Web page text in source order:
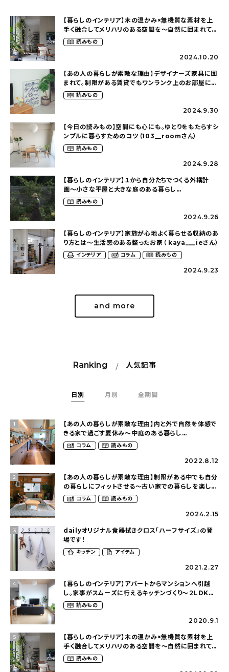
【暮らしのインテリア】木の温かみ×無機質な素材を上
手く融合してメリハリのある空間を〜自然に囲まれて暮
らす（ki_no_ieさん）
読みもの
2024.10.20
【あの人の暮らしが素敵な理由】デザイナーズ家具に囲
まれて。制限がある賃貸でもワンランク上のお部屋に〜
狭くても好きな暮らしのこと（_____chika708さん）
読みもの
2024.9.30
【今日の読みもの】空間にも心にも。ゆとりをもたらすシ
ンプルに暮らすためのコツ（103__roomさん）
読みもの
2024.9.28
【暮らしのインテリア】１から自分たちでつくる外構計
画〜小さな平屋と大きな庭のある暮らし
（tsumikiniwaさん）
読みもの
2024.9.26
【暮らしのインテリア】家族が心地よく暮らせる収納のあ
り方とは〜生活感のある整ったお家（ kaya___ieさん）
インテリア コラム 読みもの
2024.9.23
and more
Ranking 人気記事
日別 月別 全期間
1
【あの人の暮らしが素敵な理由】内と外で自然を体感で
きる家で過ごす夏休み〜中庭のある暮らし
（yume_2700さん）
コラム 読みもの
2022.8.12
2
【あの人の暮らしが素敵な理由】制限がある中でも自分
の暮らしにフィットさせる〜古い家での暮らしを楽しむ
（idasanchiさん）
コラム 読みもの
2024.2.15
3
dailyオリジナル食器拭きクロス「ハーフサイズ」の登
場です！
キッチン アイテム
2021.2.27
4
【暮らしのインテリア】アパートからマンションへ引越
し。家事がスムーズに行えるキッチンづくり〜２LDKの
賃貸暮らし（mari_ppe_さん）
読みもの
2020.9.1
5
【暮らしのインテリア】木の温かみ×無機質な素材を上
手く融合してメリハリのある空間を〜自然に囲まれて暮
らす（ki_no_ieさん）
読みもの